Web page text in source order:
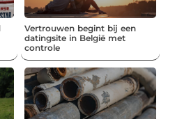
Vertrouwen begint bij een
datingsite in België met
controle